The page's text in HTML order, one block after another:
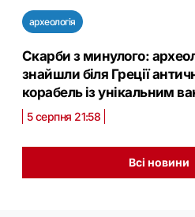
археологія
Скарби з минулого:
знайшли біля Греції
корабель із унікальним
5 серпня 21:58
Всі новини